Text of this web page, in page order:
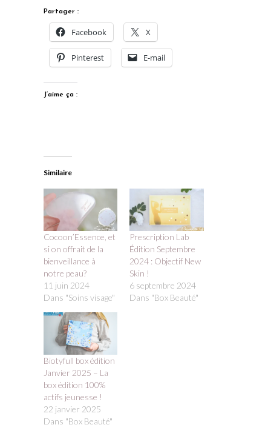
Partager :
Facebook X
Pinterest E-mail
J’aime ça :
Similaire
Cocoon’Essence, et
si on offrait de la
bienveillance à
notre peau?
11 juin 2024
Dans "Soins visage"
Prescription Lab
Édition Septembre
2024 : Objectif New
Skin !
6 septembre 2024
Dans "Box Beauté"
Biotyfull box édition
Janvier 2025 – La
box édition 100%
actifs jeunesse !
22 janvier 2025
Dans "Box Beauté"